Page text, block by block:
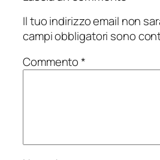
Il tuo indirizzo email non
campi obbligatori sono
Commento*